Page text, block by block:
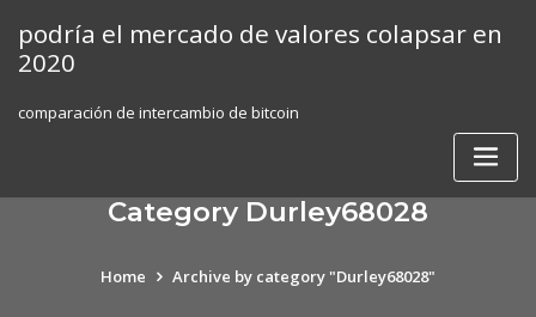
content
podría el mercado de valores colapsar en
2020
comparación de intercambio de bitcoin
Category Durley68028
Home Archive by category "Durley68028"